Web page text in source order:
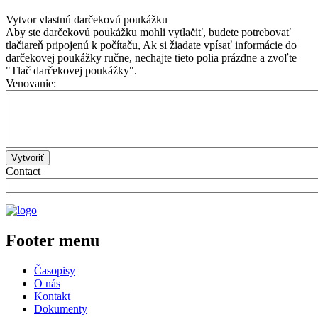
Vytvor vlastnú darčekovú poukážku
Aby ste darčekovú poukážku mohli vytlačiť, budete potrebovať
tlačiareň pripojenú k počítaču, Ak si žiadate vpísať informácie do
darčekovej poukážky ručne, nechajte tieto polia prázdne a zvoľte
"Tlač darčekovej poukážky".
Venovanie:
Vytvoriť
Contact
Footer menu
Časopisy
O nás
Kontakt
Dokumenty